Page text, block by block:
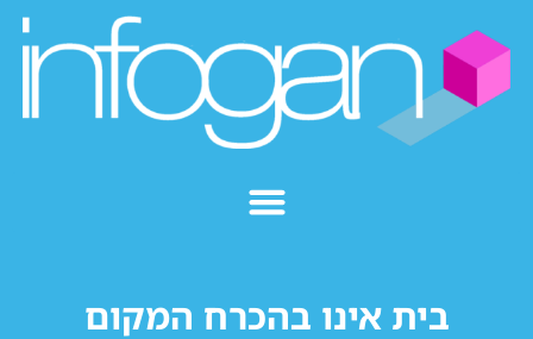
בית אינו בהכרח המקום